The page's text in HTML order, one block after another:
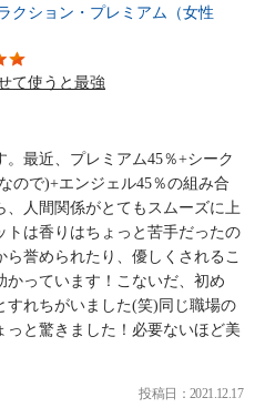
クション・プレミアム（女性
て使うと最強
最近、プレミアム45％+シーク
ので)+エンジェル45％の組み合
、人間関係がとてもスムーズに上
は香りはちょっと苦手だったの
誉められたり、優しくされるこ
かっています！こないだ、初め
すれちがいました(笑)同じ職場の
っと驚きました！必要ないほど美
投稿日：2021.12.17